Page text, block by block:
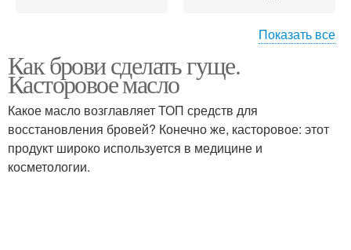
Камфорное масло Масло при запорах
Масло от запора Масло с солью
Показать все
Как брови сделать гуще.
Касторовое масло
Какое масло возглавляет ТОП средств для
восстановления бровей? Конечно же, касторовое: этот
продукт широко используется в медицине и
косметологии.